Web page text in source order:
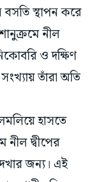
নীল
ও দক্ষিণ
তাঁরা অতি
হাসতে
দ্বীপের
জন্য। এই
প্রাচীর দিয়ে